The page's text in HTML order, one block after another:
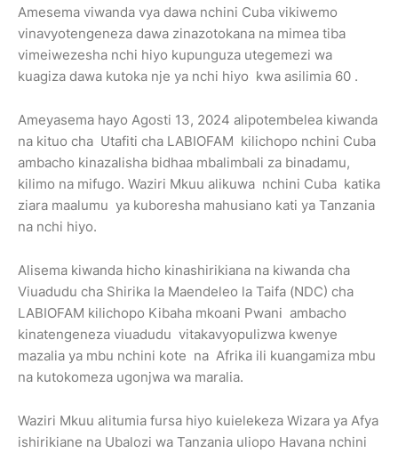
Amesema viwanda vya dawa nchini Cuba vikiwemo
vinavyotengeneza dawa zinazotokana na mimea tiba
vimeiwezesha nchi hiyo kupunguza utegemezi wa
kuagiza dawa kutoka nje ya nchi hiyo kwa asilimia 60 .
Ameyasema hayo Agosti 13, 2024 alipotembelea kiwanda
na kituo cha Utafiti cha LABIOFAM kilichopo nchini Cuba
ambacho kinazalisha bidhaa mbalimbali za binadamu,
kilimo na mifugo. Waziri Mkuu alikuwa nchini Cuba katika
ziara maalumu ya kuboresha mahusiano kati ya Tanzania
na nchi hiyo.
Alisema kiwanda hicho kinashirikiana na kiwanda cha
Viuadudu cha Shirika la Maendeleo la Taifa (NDC) cha
LABIOFAM kilichopo Kibaha mkoani Pwani ambacho
kinatengeneza viuadudu vitakavyopulizwa kwenye
mazalia ya mbu nchini kote na Afrika ili kuangamiza mbu
na kutokomeza ugonjwa wa maralia.
Waziri Mkuu alitumia fursa hiyo kuielekeza Wizara ya Afya
ishirikiane na Ubalozi wa Tanzania uliopo Havana nchini